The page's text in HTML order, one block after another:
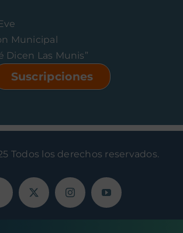
Municipal
Dicen Las Munis”
Suscripciones
Todos los derechos reservados.